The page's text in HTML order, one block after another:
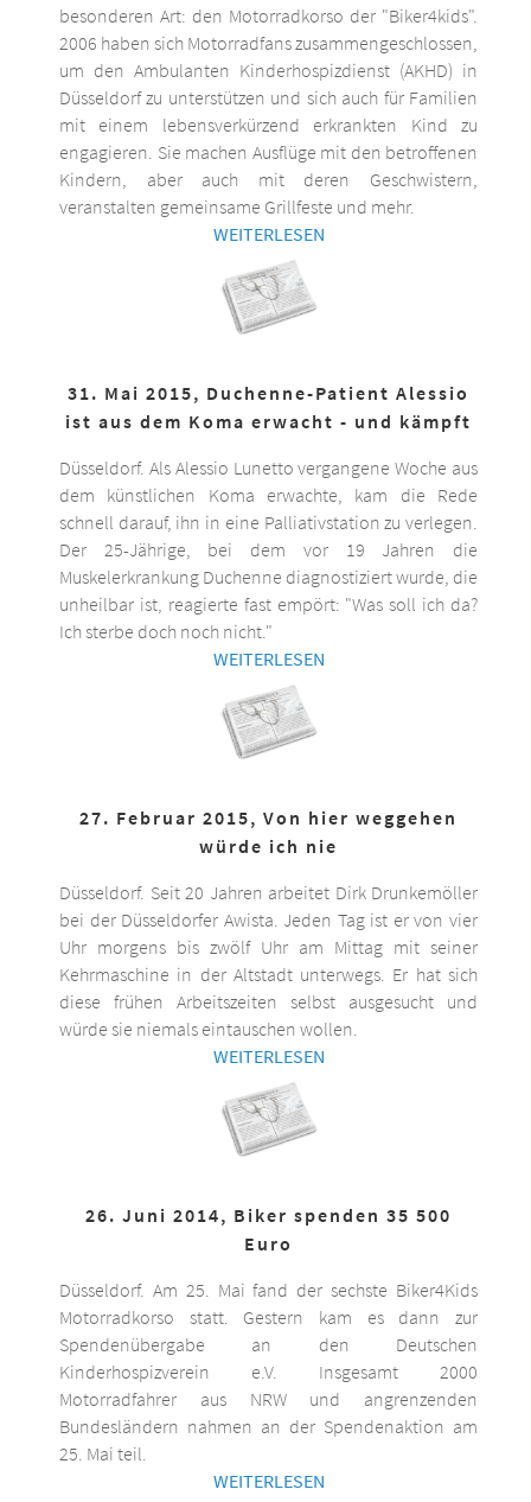
besonderen Art: den Motorradkorso der "Biker4kids".
2006 haben sich Motorradfans zusammengeschlossen,
um den Ambulanten Kinderhospizdienst (AKHD) in
Düsseldorf zu unterstützen und sich auch für Familien
mit einem lebensverkürzend erkrankten Kind zu
engagieren. Sie machen Ausflüge mit den betroffenen
Kindern, aber auch mit deren Geschwistern,
veranstalten gemeinsame Grillfeste und mehr.
WEITERLESEN
31. Mai 2015, Duchenne-Patient Alessio
ist aus dem Koma erwacht - und kämpft
Düsseldorf. Als Alessio Lunetto vergangene Woche aus
dem künstlichen Koma erwachte, kam die Rede
schnell darauf, ihn in eine Palliativstation zu verlegen.
Der 25-Jährige, bei dem vor 19 Jahren die
Muskelerkrankung Duchenne diagnostiziert wurde, die
unheilbar ist, reagierte fast empört: "Was soll ich da?
Ich sterbe doch noch nicht."
WEITERLESEN
27. Februar 2015, Von hier weggehen
würde ich nie
Düsseldorf. Seit 20 Jahren arbeitet Dirk Drunkemöller
bei der Düsseldorfer Awista. Jeden Tag ist er von vier
Uhr morgens bis zwölf Uhr am Mittag mit seiner
Kehrmaschine in der Altstadt unterwegs. Er hat sich
diese frühen Arbeitszeiten selbst ausgesucht und
würde sie niemals eintauschen wollen.
WEITERLESEN
26. Juni 2014, Biker spenden 35 500
Euro
Düsseldorf. Am 25. Mai fand der sechste Biker4Kids
Motorradkorso statt. Gestern kam es dann zur
Spendenübergabe an den Deutschen
Kinderhospizverein e.V. Insgesamt 2000
Motorradfahrer aus NRW und angrenzenden
Bundesländern nahmen an der Spendenaktion am
25. Mai teil.
WEITERLESEN